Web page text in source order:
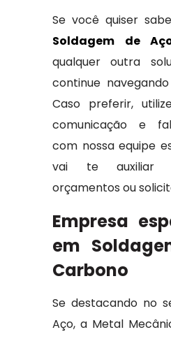
Se você quiser
Soldagem de
qualquer outra
continue
Caso preferir,
comunicação e
com nossa equipe
vai te auxiliar
orçamentos ou
Empresa
em
Carbono
Se destacando no
Aço, a Metal